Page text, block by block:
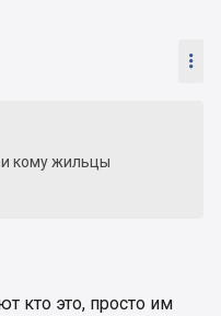

и кому жильцы
кто это, просто им